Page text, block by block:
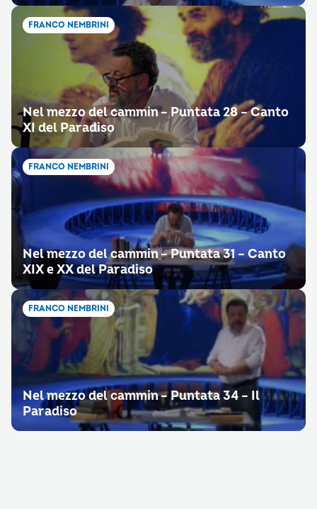
FRANCO NEMBRINI
Nel mezzo del cammin – Puntata 28 – Canto
XI del Paradiso
FRANCO NEMBRINI
Nel mezzo del cammin – Puntata 31 – Canto
XIX e XX del Paradiso
FRANCO NEMBRINI
Nel mezzo del cammin – Puntata 34 – Il
Paradiso